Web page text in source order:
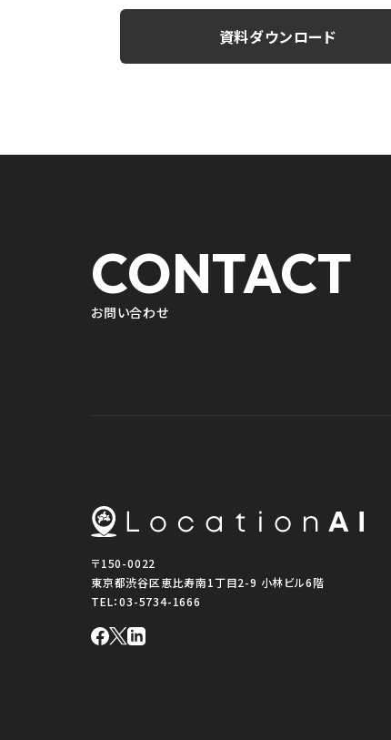
資料ダウンロード
CONTACT
お問い合わせ
〒150-0022
東京都渋谷区恵比寿南1丁目2-9 小林ビル6階
TEL：03-5734-1666